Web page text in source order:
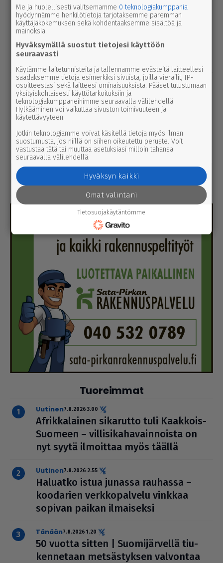
uutinen5.8.2026 12.00
Pääl­lys­tys­työt hidas­ta­vat lii­ken­nettä
3-tiellä Ikaa­lis­ten suunnalla – syys­
kuussa uutta pintaa Kui­vas­jär­ven
suunnalle
uutinen5.8.2026 3.00
Par­ka­no­lais­lap­set palaavat pul­pet­tei­
hin ensim­mäis­ten joukossa – naa­pu­ri­
kun­nassa kesäloma jatkuu lähes
viikon pidempään
pääkirjoitus5.8.2026 1.50
1. pää­kir­joi­tus | Säh­kö­verkko sai kun­
nal­li­sen omistajan
Tuoreimmat
uutinen7.8.2026 3.00
Afrik­ka­lai­nen sikarutto tuli Kaakkois-
Suomeen – vil­li­si­ka­ha­vain­noista on
nyt syytä ilmoittaa myös täällä
uutinen7.8.2026 2.55
Haluatko istua junassa rauhassa –
koodarien verk­ko­pal­velu vinkkaa
sopivan paikan ilmai­seksi
Tänään7.8.2026 1.20
50 vuotta sitten | Suo­mi­jär­vellä tiu­
ken­ne­taan met­säs­tyk­sen valvontaa
Me ja huolellisesti valitsemamme 0 teknologiakumppania
hyödynnämme henkilötietoja tarjotaksemme paremman
käyttäjäkokemuksen sekä kohdentaaksemme sisältöä ja
mainoksia.
Hyväksymällä suostut tietojesi käyttöön
seuraavasti
Käytämme laitetunnisteita ja tallennamme evästeitä laitteellesi
saadaksemme tietoja esimerkiksi sivuista, joilla vierailit, IP-
osoitteestasi sekä laitteesi ominaisuuksista. Pääset tutustumaan
yksityiskohtaisesti käyttötarkoituksiin ja
teknologiakumppaneihimme seuraavalla välilehdellä.
Hylkääminen voi vaikuttaa sivuston toimivuuteen ja
käytettävyyteen.
Jotkin teknologiamme voivat käsitellä tietoja myös ilman
suostumusta, jos niillä on siihen oikeutettu peruste. Voit
vastustaa tätä tai muuttaa asetuksiasi milloin tahansa
seuraavalla välilehdellä.
Hyväksyn kaikki
Omat valintani
Tietosuojakäytäntömme